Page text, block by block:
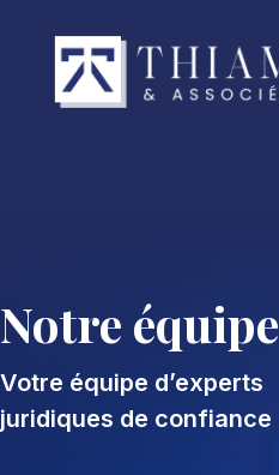
Notre équipe
Votre équipe d’experts
juridiques de confiance